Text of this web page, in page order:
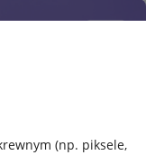
(np. piksele,